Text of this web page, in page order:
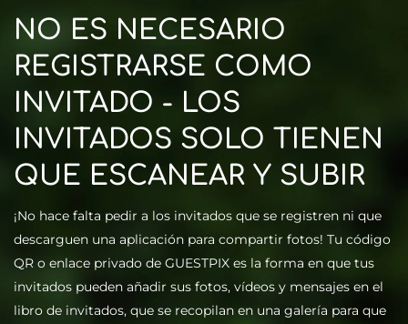
NO ES NECESARIO
REGISTRARSE COMO
INVITADO - LOS
INVITADOS SOLO TIENEN
QUE ESCANEAR Y SUBIR
¡No hace falta pedir a los invitados que se registren ni que
descarguen una aplicación para compartir fotos! Tu código
QR o enlace privado de GUESTPIX es la forma en que tus
invitados pueden añadir sus fotos, vídeos y mensajes en el
libro de invitados, que se recopilan en una galería para que